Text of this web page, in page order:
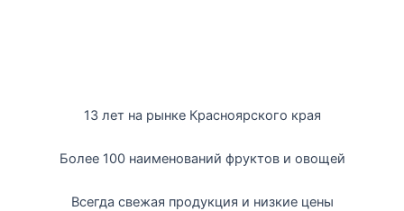
13 лет на рынке Красноярского края
Более 100 наименований фруктов и овощей
Всегда свежая продукция и низкие цены